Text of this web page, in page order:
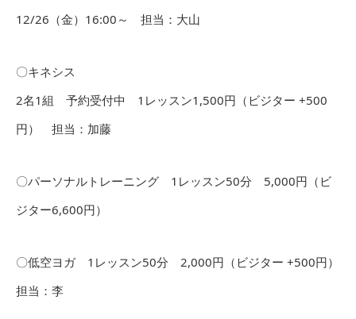
12/26（金）16:00～ 担当：大山
〇キネシス
2名1組 予約受付中 1レッスン1,500円（ビジター +500
円） 担当：加藤
〇パーソナルトレーニング 1レッスン50分 5,000円（ビ
ジター6,600円）
〇低空ヨガ 1レッスン50分 2,000円（ビジター +500円）
担当：李